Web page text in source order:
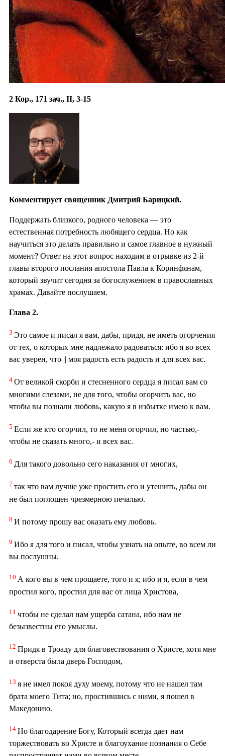
2 Кор., 171 зач., II, 3-15
Комментирует священник Дмитрий Барицкий.
Поддержать близкого, родного человека — это
естественная потребность любящего сердца. Но как
научиться это делать правильно и самое главное в нужный
момент? Ответ на этот вопрос находим в отрывке из 2-й
главы второго послания апостола Павла к Коринфянам,
который звучит сегодня за богослужением в православных
храмах. Давайте послушаем.
Глава 2.
3 Это самое и писал я вам, дабы, придя, не иметь огорчения
от тех, о которых мне надлежало радоваться: ибо я во всех
вас уверен, что || моя радость есть радость и для всех вас.
4 От великой скорби и стесненного сердца я писал вам со
многими слезами, не для того, чтобы огорчить вас, но
чтобы вы познали любовь, какую я в избытке имею к вам.
5 Если же кто огорчил, то не меня огорчил, но частью,-
чтобы не сказать много,- и всех вас.
6 Для такого довольно сего наказания от многих,
7 так что вам лучше уже простить его и утешить, дабы он
не был поглощен чрезмерною печалью.
8 И потому прошу вас оказать ему любовь.
9 Ибо я для того и писал, чтобы узнать на опыте, во всем ли
вы послушны.
10 А кого вы в чем прощаете, того и я; ибо и я, если в чем
простил кого, простил для вас от лица Христова,
11 чтобы не сделал нам ущерба сатана, ибо нам не
безызвестны его умыслы.
12 Придя в Троаду для благовествования о Христе, хотя мне
и отверста была дверь Господом,
13 я не имел покоя духу моему, потому что не нашел там
брата моего Тита; но, простившись с ними, я пошел в
Македонию.
14 Но благодарение Богу, Который всегда дает нам
торжествовать во Христе и благоухание познания о Себе